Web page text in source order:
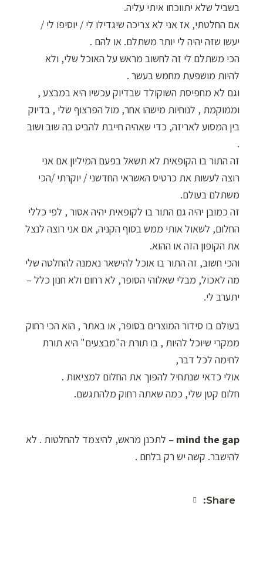
בשביל שלא יתווכחו איתי עליה.
אם החלטתי, אז אני לא צריכה שיגדילו לי / יוסיפו לי /
יעשו שזה יהיה לי יותר משתלם. או להם .
הכי משתלם לי זה לחשוב מראש על האוכל שלי, ולא
להיות מושפעת מחמש בעשר .
וגם לא מחפיסת השוקולד שבדיוק עכשיו היא במבצע ,
וממוקמת , לנוחיות מישהו אחר, מול הפרצוף שלי , בדיוק
בין המסוע לאריזה, כדי שאהיה חייבת להביט בה שוב ושוב
.
זה התור בו הקופאית לא תשאל בפעם המיליון אם אני
רוצה לעשות את כרטיס האשראי החדשני / יוקרתי /הכי
משתלם בעולם.
זה כמובן יהיה גם התור בו לקופאית יהיה אסור , לפי כללי
החלום, לשאול אותי ממש בסוף הקניה, אם אני רוצה לנצל
את הקופון הזה או ההוא.
והכי חשוב, זה התור בו אוכל להישאר נאמנה להחלטה שלי
מה לאכול, מבלי שאלוהי הסופר, לא רחום ולא חנון כלל –
יתערב לי.
בעולם בו סידור המוצרים בסופר, או באתר , הוא הכי רחוק
ממקרי שיוכל להיות , בו תורת ה"מבצעים" היא תורת
לחימה לכל דבר,
אולי כדאי שנתחיל להפוך את החלום למציאות .
חלום קטן שלי, כמה שאתה רחוק מלהתגשם.
mind the gap – לתכנן מראש, להיצמד להחלטות . לא
להישבר. קשה יש רק בלחם .
Share: